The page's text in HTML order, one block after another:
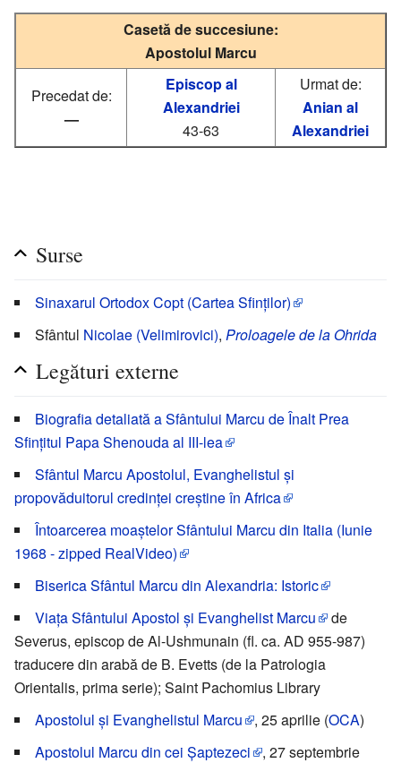
Casetă de succesiune:
Apostolul Marcu
Precedat de:
—
Episcop al
Alexandriei
43-63
Urmat de:
Anian al
Alexandriei
Surse
Sinaxarul Ortodox Copt (Cartea Sfinților)
Sfântul Nicolae (Velimirovici), Proloagele de la Ohrida
Legături externe
Biografia detaliată a Sfântului Marcu de Înalt Prea
Sfințitul Papa Shenouda al III-lea
Sfântul Marcu Apostolul, Evanghelistul și
propovăduitorul credinței creștine în Africa
Întoarcerea moaștelor Sfântului Marcu din Italia (Iunie
1968 - zipped RealVideo)
Biserica Sfântul Marcu din Alexandria: Istoric
Viața Sfântului Apostol și Evanghelist Marcu
de
Severus, episcop de Al-Ushmunain (fl. ca. AD 955-987)
traducere din arabă de B. Evetts (de la Patrologia
Orientalis, prima serie); Saint Pachomius Library
Apostolul și Evanghelistul Marcu
, 25 aprilie (OCA)
Apostolul Marcu din cei Șaptezeci
, 27 septembrie